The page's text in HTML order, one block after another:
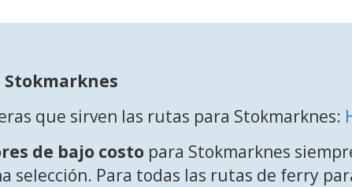
Stokmarknes
que sirven las rutas para Stokmarknes:
de bajo costo para Stokmarknes
selección. Para todas las rutas de ferry